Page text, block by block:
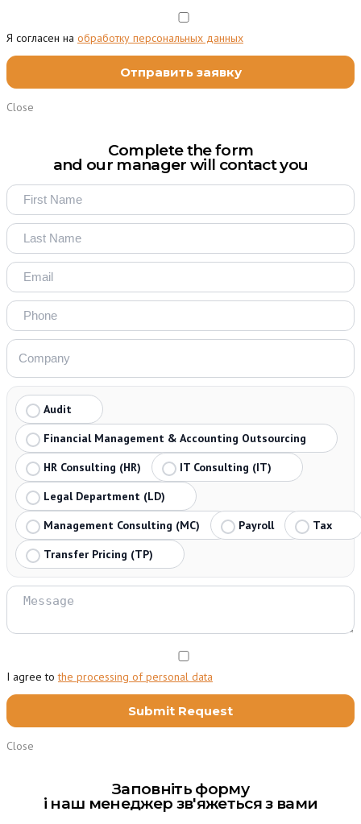
Я согласен на обработку персональных данных
Close
Complete the form
and our manager will contact you
Audit
Financial Management & Accounting Outsourcing
HR Consulting (HR)
IT Consulting (IT)
Legal Department (LD)
Management Consulting (MC)
Payroll
Tax
Transfer Pricing (TP)
I agree tothe processing of personal data
Close
Заповніть форму
і наш менеджер зв'яжеться з вами